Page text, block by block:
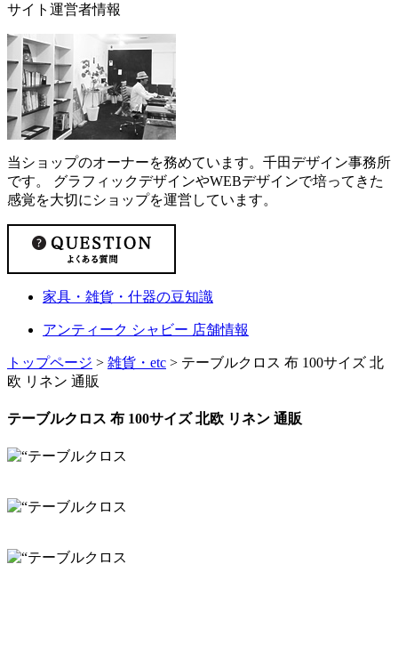
サイト運営者情報
当ショップのオーナーを務めています。千田デザイン事務所
です。 グラフィックデザインやWEBデザインで培ってきた
感覚を大切にショップを運営しています。
家具・雑貨・什器の豆知識
アンティーク シャビー 店舗情報
トップページ > 雑貨・etc > テーブルクロス 布 100サイズ 北
欧 リネン 通販
テーブルクロス 布 100サイズ 北欧 リネン 通販